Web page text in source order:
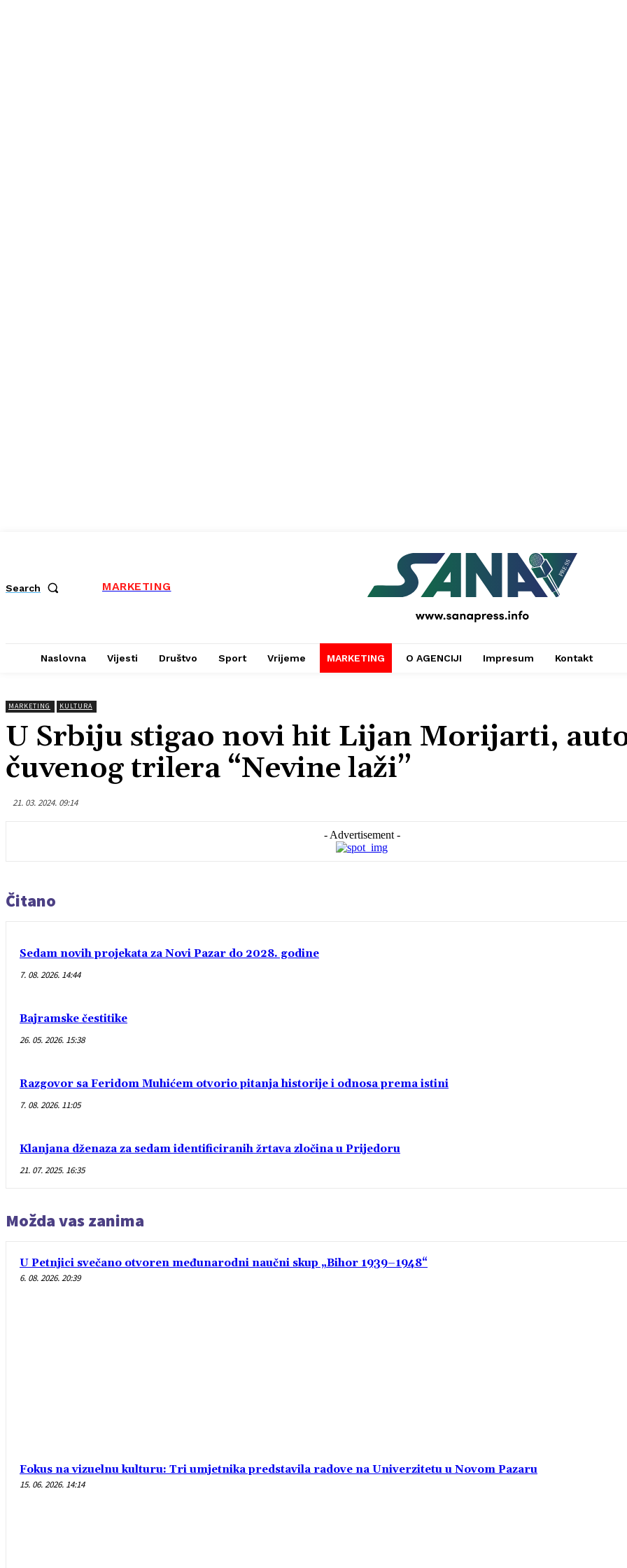
Search MARKETING
PRESS
Naslovna Vijesti Društvo Sport Vrijeme MARKETING O AGENCIJI Impresum Kontakt
MARKETING KULTURA
U Srbiju stigao novi hit Lijan Morijarti,
čuvenog trilera “Nevine laži”
21. 03. 2024. 09:14
- Advertisement -
Čitano
Sedam novih projekata za Novi Pazar do 2028. godine
7. 08. 2026. 14:44
Bajramske čestitike
26. 05. 2026. 15:38
Razgovor sa Feridom Muhićem otvorio pitanja historije i odnosa prema istini
7. 08. 2026. 11:05
Klanjana dženaza za sedam identificiranih žrtava zločina u Prijedoru
21. 07. 2025. 16:35
Možda vas zanima
U Petnjici svečano otvoren međunarodni naučni skup „Bihor 1939–1948“
6. 08. 2026. 20:39
Fokus na vizuelnu kulturu: Tri umjetnika predstavila radove na Univerzitetu u Novom Pazaru
15. 06. 2026. 14:14